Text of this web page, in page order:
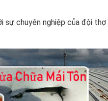
sự chuyên nghiệp của đội thợ